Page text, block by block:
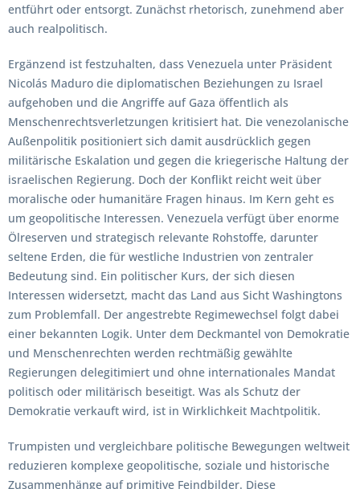
entführt oder entsorgt. Zunächst rhetorisch, zunehmend aber
auch realpolitisch.
Ergänzend ist festzuhalten, dass Venezuela unter Präsident
Nicolás Maduro die diplomatischen Beziehungen zu Israel
aufgehoben und die Angriffe auf Gaza öffentlich als
Menschenrechtsverletzungen kritisiert hat. Die venezolanische
Außenpolitik positioniert sich damit ausdrücklich gegen
militärische Eskalation und gegen die kriegerische Haltung der
israelischen Regierung. Doch der Konflikt reicht weit über
moralische oder humanitäre Fragen hinaus. Im Kern geht es
um geopolitische Interessen. Venezuela verfügt über enorme
Ölreserven und strategisch relevante Rohstoffe, darunter
seltene Erden, die für westliche Industrien von zentraler
Bedeutung sind. Ein politischer Kurs, der sich diesen
Interessen widersetzt, macht das Land aus Sicht Washingtons
zum Problemfall. Der angestrebte Regimewechsel folgt dabei
einer bekannten Logik. Unter dem Deckmantel von Demokratie
und Menschenrechten werden rechtmäßig gewählte
Regierungen delegitimiert und ohne internationales Mandat
politisch oder militärisch beseitigt. Was als Schutz der
Demokratie verkauft wird, ist in Wirklichkeit Machtpolitik.
Trumpisten und vergleichbare politische Bewegungen weltweit
reduzieren komplexe geopolitische, soziale und historische
Zusammenhänge auf primitive Feindbilder. Diese